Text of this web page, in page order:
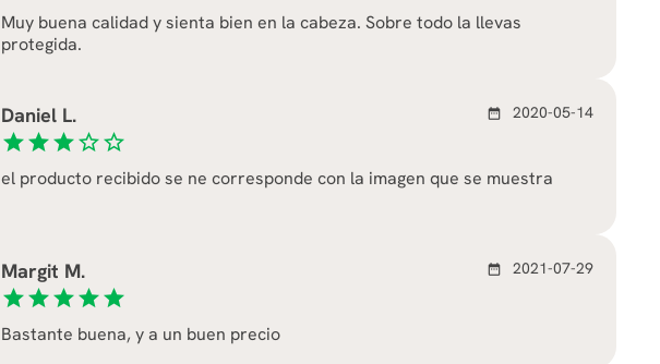
Muy buena calidad y sienta bien en la cabeza. Sobre todo la llevas
protegida.
Daniel L.
starstarstarstar_borderstar_border
date_range 2020-05-14
el producto recibido se ne corresponde con la imagen que se muestra
Margit M.
starstarstarstarstar
date_range 2021-07-29
Bastante buena, y a un buen precio